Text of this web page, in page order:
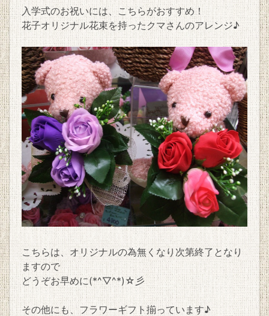
入学式のお祝いには、こちらがおすすめ！
花子オリジナル花束を持ったクマさんのアレンジ♪
こちらは、オリジナルの為無くなり次第終了となり
ますので
どうぞお早めに(*^▽^*)☆彡
その他にも、フラワーギフト揃っています♪